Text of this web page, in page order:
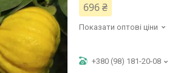
696 ₴
Показати оптові ціни
+380 (98) 181-20-08